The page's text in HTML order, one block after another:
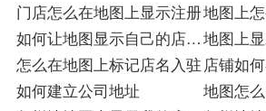
册
店
门店怎么在地图上显示注册地图上
册
如何让地图显示自己的店注
册
地图上
驻
怎么在地图上标记店名入驻 店铺如
驻
如何建立公司地址
地图怎